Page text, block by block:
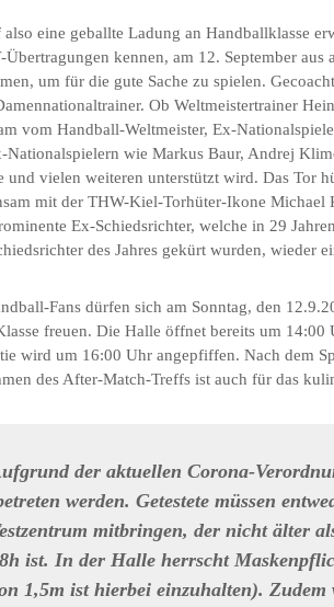
also eine geballte Ladung an Handballklasse
Übertragungen kennen, am 12. September
um für die gute Sache zu spielen.
Ob Weltmeistertrainer
vom Handball-Weltmeister, Ex-
Nationalspielern wie Markus Baur, Andrej
und vielen weiteren unterstützt wird. Das Tor
mit der THW-Kiel-Torhüter-Ikone Michael
Ex-Schiedsrichter, welche in 29
des Jahres gekürt wurden, wieder
Fans dürfen sich am Sonntag, den
freuen. Die Halle öffnet bereits um
wird um 16:00 Uhr angepfiffen. Nach dem
des After-Match-Treffs ist auch für das
der aktuellen Corona-
werden. Getestete müssen
mitbringen, der nicht älter
ist. In der Halle herrscht
1,5m ist hierbei einzuhalten).